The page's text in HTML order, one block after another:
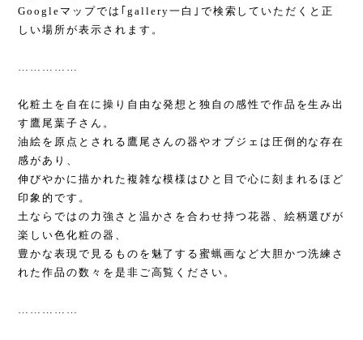
Google マップでは｢gallery一白｣で検索していただくと正
しい場所が表示されます。
……………
化粧土を自在に操り自由な発想と独自の感性で作品を生み出
す鷹尾葉子さん。
油絵を原点とされる鷹尾さんの器やオブジェは圧倒的な存在
感があり、
伸びやかに描かれた複雑な模様はひと目で心に刻まれるほど
印象的です。
土ならではの力強さと温かさを合わせ持つ花器、絵柄選びが
楽しい色化粧の器、
豊かな表現で見るものを魅了する蜜蝋画など大胆かつ洗練さ
れた作品の数々を是非ご高覧ください。
……………